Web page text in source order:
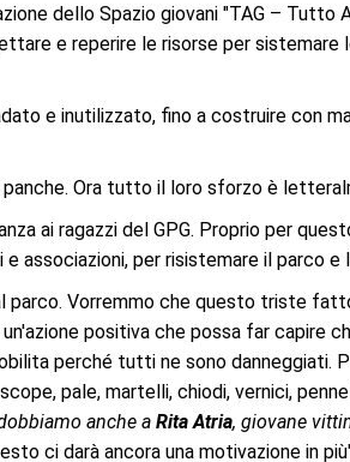
dello Spazio giovani "TAG – Tutto
e reperire le risorse per sistemare
e inutilizzato, fino a costruire con
Ora tutto il loro sforzo è
ai ragazzi del GPG. Proprio per
associazioni, per risistemare il parco e
parco. Vorremmo che questo triste
positiva che possa far capire
perché tutti ne sono danneggiati.
pale, martelli, chiodi, vernici,
anche a Rita Atria, giovane
ci darà ancora una motivazione in